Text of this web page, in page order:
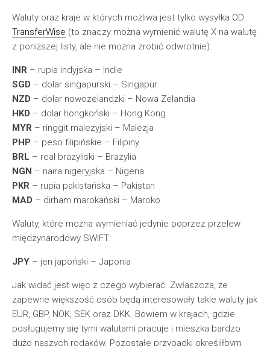
Waluty oraz kraje w których możliwa jest tylko wysyłka OD
TransferWise (to znaczy można wymienić walutę X na walutę
z poniższej listy, ale nie można zrobić odwrotnie):
INR – rupia indyjska – Indie
SGD – dolar singapurski – Singapur
NZD – dolar nowozelandzki – Nowa Zelandia
HKD – dolar hongkoński – Hong Kong
MYR – ringgit malezyjski – Malezja
PHP – peso filipińskie – Filipiny
BRL – real brazyliski – Brazylia
NGN – naira nigeryjska – Nigeria
PKR – rupia pakistańska – Pakistan
MAD – dirham marokański – Maroko
Waluty, które można wymieniać jedynie poprzez przelew
międzynarodowy SWIFT:
JPY – jen japoński – Japonia
Jak widać jest więc z czego wybierać. Zwłaszcza, że
zapewne większość osób będą interesowały takie waluty jak
EUR, GBP, NOK, SEK oraz DKK. Bowiem w krajach, gdzie
posługujemy się tymi walutami pracuje i mieszka bardzo
dużo naszych rodaków. Pozostałe przypadki określiłbym